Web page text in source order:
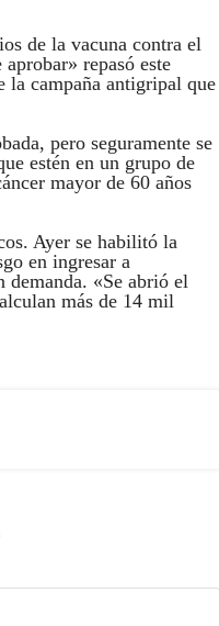
de la vacuna contra el
repasó este
la campaña antigripal que
pero seguramente se
estén en un grupo de
mayor de 60 años
Ayer se habilitó la
en ingresar a
demanda. «Se abrió el
más de 14 mil